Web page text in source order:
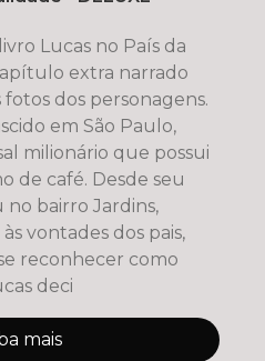
Lucas no País da
extra narrado
dos personagens.
em São Paulo,
milionário que possui
de café. Desde seu
no bairro Jardins,
vontades dos pais,
reconhecer como
deci
mais